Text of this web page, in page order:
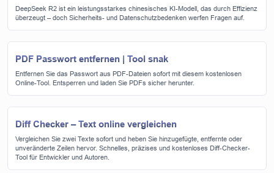
DeepSeek R2 ist ein leistungsstarkes chinesisches KI-Modell, das durch Effizienz
überzeugt – doch Sicherheits- und Datenschutzbedenken werfen Fragen auf.
PDF Passwort entfernen | Tool snak
Entfernen Sie das Passwort aus PDF-Dateien sofort mit diesem kostenlosen
Online-Tool. Entsperren und laden Sie PDFs sicher herunter.
Diff Checker – Text online vergleichen
Vergleichen Sie zwei Texte sofort und heben Sie hinzugefügte, entfernte oder
unveränderte Zeilen hervor. Schnelles, präzises und kostenloses Diff-Checker-
Tool für Entwickler und Autoren.